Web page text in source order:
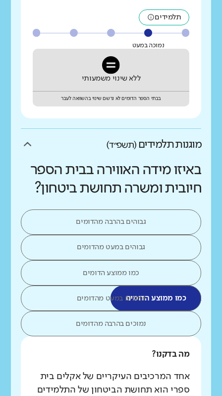
תלמידים
נמוכה במעט
ללא שינוי משמעותי
בבתי הספר הדומים לא נרשם שינוי בהשוואה לעבר
מוגנות תלמידים (תשפ״ד)
באיזו מידה האווירה בבית הספר
חיובית ומשרה תחושת ביטחון?
גבוהים בהרבה מהדומים
גבוהים במעט מהדומים
כמו ממוצע הדומים
כמו ממוצע הדומיםנמוכים במעט מהדומים
נמוכים בהרבה מהדומים
מה בדקנו?
אחד המרכיבים העיקריים של אקלים בית
ספרי הוא תחושת הביטחון של התלמידים